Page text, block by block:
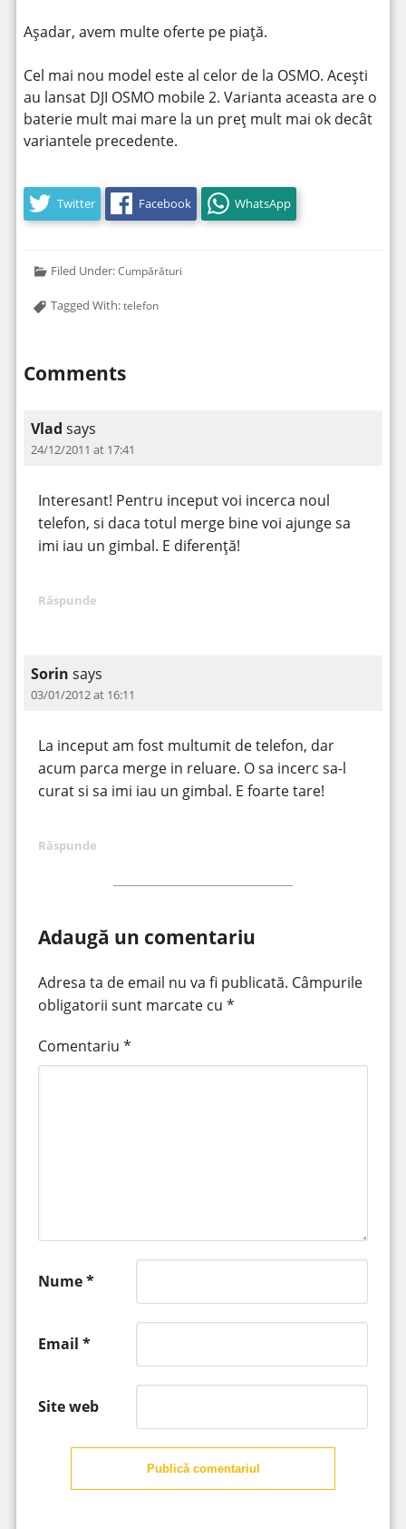
Așadar, avem multe oferte pe piață.
Cel mai nou model este al celor de la OSMO. Acești
au lansat DJI OSMO mobile 2. Varianta aceasta are o
baterie mult mai mare la un preț mult mai ok decât
variantele precedente.
Twitter Facebook WhatsApp
Filed Under:Cumpărături
Tagged With:telefon
Comments
Vlad says
24/12/2011 at 17:41
Interesant! Pentru inceput voi incerca noul
telefon, si daca totul merge bine voi ajunge sa
imi iau un gimbal. E diferență!
Răspunde
Sorin says
03/01/2012 at 16:11
La inceput am fost multumit de telefon, dar
acum parca merge in reluare. O sa incerc sa-l
curat si sa imi iau un gimbal. E foarte tare!
Răspunde
Adaugă un comentariu
Adresa ta de email nu va fi publicată. Câmpurile
obligatorii sunt marcate cu *
Comentariu *
Nume*
Email *
Site web
Publică comentariul